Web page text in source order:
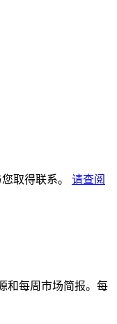
取得联系。
请查阅
和每周市场简报。每